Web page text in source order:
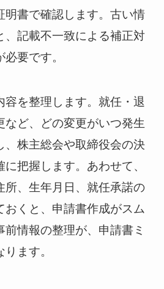
明書で確認します。古い情
、記載不一致による補正対
要です。
容を整理します。就任・退
など、どの変更がいつ発生
、株主総会や取締役会の決
把握します。あわせて、
所、生年月日、就任承諾の
おくと、申請書作成がスム
情報の整理が、申請書ミ
ます。